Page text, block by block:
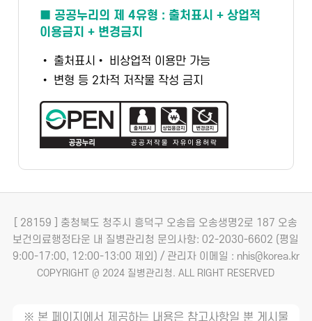
■ 공공누리의 제 4유형 : 출처표시 + 상업적
이용금지 + 변경금지
• 출처표시 • 비상업적 이용만 가능
• 변형 등 2차적 저작물 작성 금지
[ 28159 ] 충청북도 청주시 흥덕구 오송읍 오송생명2로 187 오송
보건의료행정타운 내 질병관리청 문의사항: 02-2030-6602 (평일
9:00-17:00, 12:00-13:00 제외) / 관리자 이메일 : nhis@korea.kr
COPYRIGHT @ 2024 질병관리청. ALL RIGHT RESERVED
※ 본 페이지에서 제공하는 내용은 참고사항일 뿐 게시물